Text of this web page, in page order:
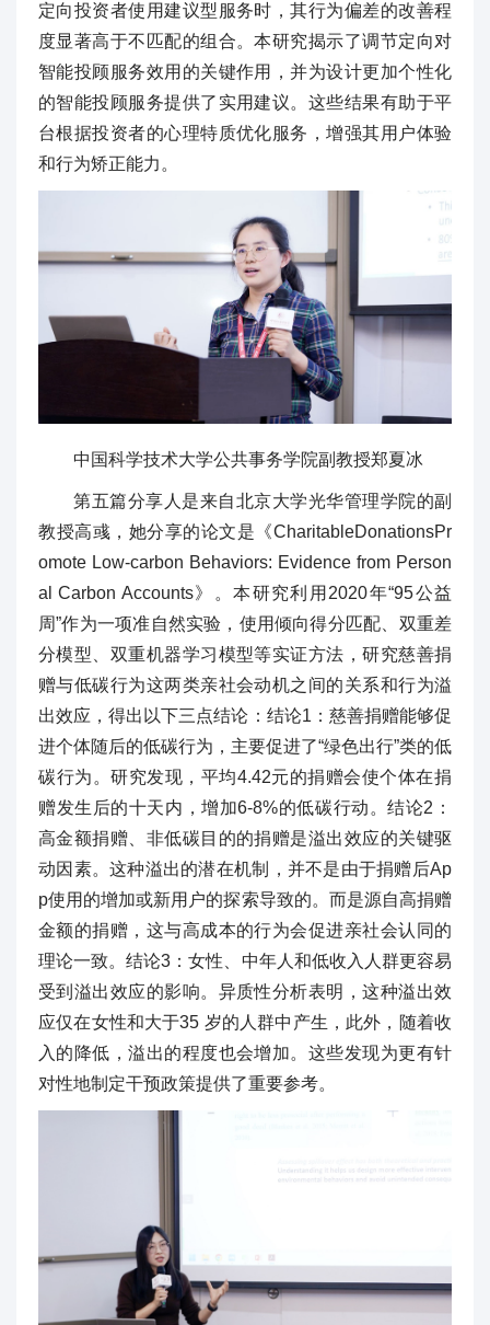
定向投资者使用建议型服务时，其行为偏差的改善程
度显著高于不匹配的组合。本研究揭示了调节定向对
智能投顾服务效用的关键作用，并为设计更加个性化
的智能投顾服务提供了实用建议。这些结果有助于平
台根据投资者的心理特质优化服务，增强其用户体验
和行为矫正能力。
中国科学技术大学公共事务学院副教授郑夏冰
第五篇分享人是来自北京大学光华管理学院的副
教授高彧，她分享的论文是《CharitableDonationsPr
omote Low-carbon Behaviors: Evidence from Person
al Carbon Accounts》。本研究利用2020年“95公益
周”作为一项准自然实验，使用倾向得分匹配、双重差
分模型、双重机器学习模型等实证方法，研究慈善捐
赠与低碳行为这两类亲社会动机之间的关系和行为溢
出效应，得出以下三点结论：结论1：慈善捐赠能够促
进个体随后的低碳行为，主要促进了“绿色出行”类的低
碳行为。研究发现，平均4.42元的捐赠会使个体在捐
赠发生后的十天内，增加6-8%的低碳行动。结论2：
高金额捐赠、非低碳目的的捐赠是溢出效应的关键驱
动因素。这种溢出的潜在机制，并不是由于捐赠后Ap
p使用的增加或新用户的探索导致的。而是源自高捐赠
金额的捐赠，这与高成本的行为会促进亲社会认同的
理论一致。结论3：女性、中年人和低收入人群更容易
受到溢出效应的影响。异质性分析表明，这种溢出效
应仅在女性和大于35 岁的人群中产生，此外，随着收
入的降低，溢出的程度也会增加。这些发现为更有针
对性地制定干预政策提供了重要参考。